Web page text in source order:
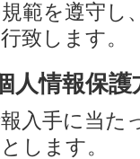
範を遵守し
致します。
人情報保護
入手に当た
します。